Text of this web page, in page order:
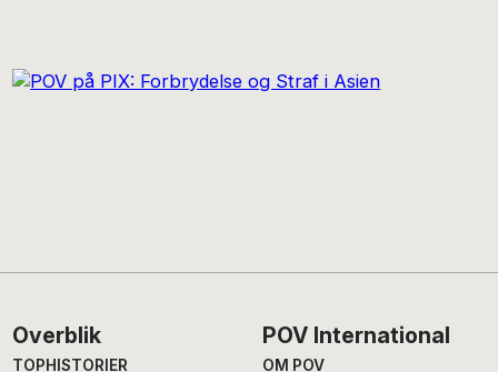
Footer
Overblik
TOPHISTORIER
POV International
OM POV